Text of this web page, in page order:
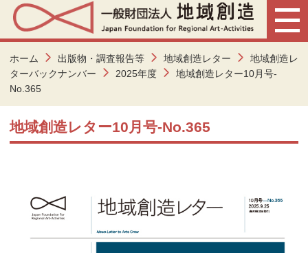
ホーム 出版物・調査報告等 地域創造レター
地域創造レ
ターバックナンバー
2025年度
地域創造レター10月号-
No.365
地域創造レター10月号-No.365